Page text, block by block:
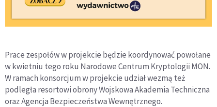
Prace zespołów w projekcie będzie koordynować powołane
w kwietniu tego roku Narodowe Centrum Kryptologii MON.
W ramach konsorcjum w projekcie udział wezmą też
podległa resortowi obrony Wojskowa Akademia Techniczna
oraz Agencja Bezpieczeństwa Wewnętrznego.